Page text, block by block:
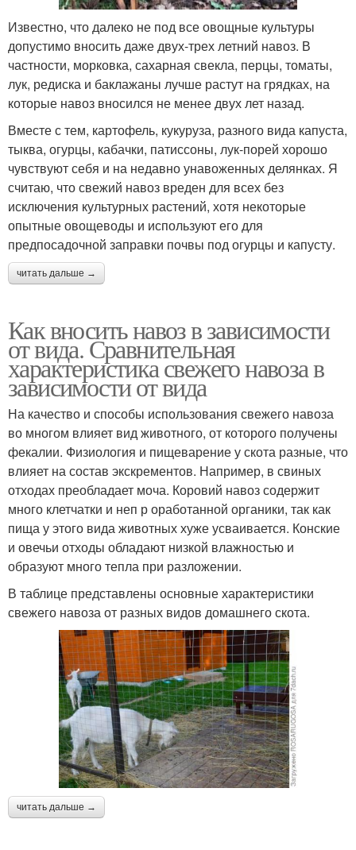
Известно, что далеко не под все овощные культуры
допустимо вносить даже двух-трех летний навоз. В
частности, морковка, сахарная свекла, перцы, томаты,
лук, редиска и баклажаны лучше растут на грядках, на
которые навоз вносился не менее двух лет назад.
Вместе с тем, картофель, кукуруза, разного вида капуста,
тыква, огурцы, кабачки, патиссоны, лук-порей хорошо
чувствуют себя и на недавно унавоженных делянках. Я
считаю, что свежий навоз вреден для всех без
исключения культурных растений, хотя некоторые
опытные овощеводы и используют его для
предпосадочной заправки почвы под огурцы и капусту.
читать дальше →
Как вносить навоз в зависимости
от вида. Сравнительная
характеристика свежего навоза в
зависимости от вида
На качество и способы использования свежего навоза
во многом влияет вид животного, от которого получены
фекалии. Физиология и пищеварение у скота разные, что
влияет на состав экскрементов. Например, в свиных
отходах преобладает моча. Коровий навоз содержит
много клетчатки и неп р оработанной органики, так как
пища у этого вида животных хуже усваивается. Конские
и овечьи отходы обладают низкой влажностью и
образуют много тепла при разложении.
В таблице представлены основные характеристики
свежего навоза от разных видов домашнего скота.
читать дальше →